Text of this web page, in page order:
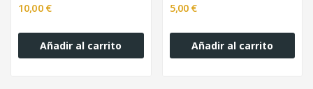
10,00 €
Añadir al carrito
5,00 €
Añadir al carrito